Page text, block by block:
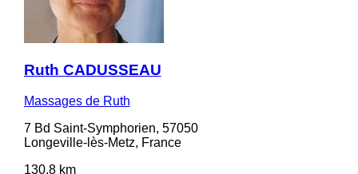
Ruth CADUSSEAU
Massages de Ruth
7 Bd Saint-Symphorien, 57050
Longeville-lès-Metz, France
130.8 km